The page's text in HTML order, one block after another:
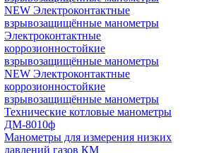
NEW Электроконтактные
взрывозащищённые манометры
Электроконтактные
коррозионностойкие
взрывозащищённые манометры
NEW Электроконтактные
коррозионностойкие
взрывозащищённые манометры
Технические котловые манометры
ДМ-8010ф
Манометры для измерения низких
давлений газов КМ